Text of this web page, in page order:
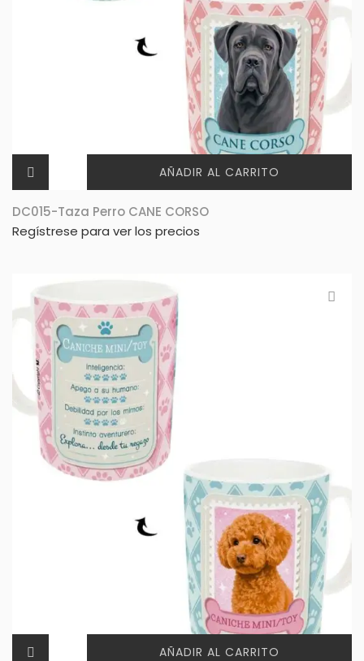
AÑADIR AL CARRITO
DC015-Taza Perro CANE CORSO
Regístrese para ver los precios
AÑADIR AL CARRITO